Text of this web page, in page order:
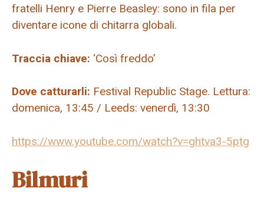
fratelli Henry e Pierre Beasley: sono in fila per
diventare icone di chitarra globali.
Traccia chiave: ‘Così freddo’
Dove catturarli: Festival Republic Stage. Lettura:
domenica, 13:45 / Leeds: venerdì, 13:30
https://www.youtube.com/watch?v=ghtva3-5ptg
Bilmuri